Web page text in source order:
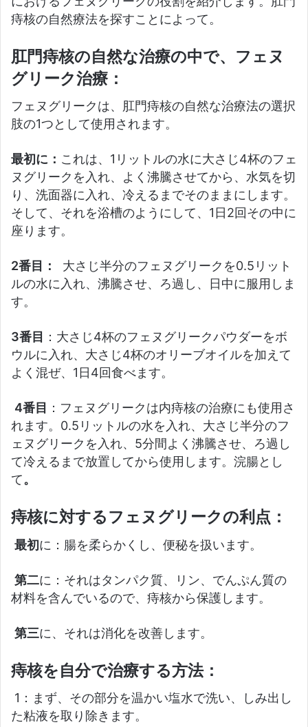
痔核の自然療法を探すことによって。
肛門痔核の自然な治療の中で、フェヌ
グリーク治療：
フェヌグリークは、肛門痔核の自然な治療法の選択
肢の1つとして使用されます。
最初に： これは、1リットルの水に大さじ4杯のフェ
ヌグリークを入れ、よく沸騰させてから、水気を切
り、洗面器に入れ、冷えるまでそのままにします。
そして、それを浴槽のようにして、1日2回その中に
座ります。
2番目：
大さじ半分のフェヌグリークを0.5リット
ルの水に入れ、沸騰させ、ろ過し、日中に服用しま
す。
3番目
：大さじ4杯のフェヌグリークパウダーをボ
ウルに入れ、大さじ4杯のオリーブオイルを加えて
よく混ぜ、1日4回食べます。
4番目
：フェヌグリークは内痔核の治療にも使用さ
れます。0.5リットルの水を入れ、大さじ半分のフ
ェヌグリークを入れ、5分間よく沸騰させ、ろ過し
て冷えるまで放置してから使用します。浣腸とし
て。
痔核に対するフェヌグリークの利点 ：
最初に：腸を柔らかくし、便秘を扱います。
第二に：それはタンパク質、リン、でんぷん質の
材料を含んでいるので、痔核から保護します。
第三に、それは消化を改善します。
痔核を自分で治療する方法：
1：まず、その部分を温かい塩水で洗い、しみ出し
た粘液を取り除きます。